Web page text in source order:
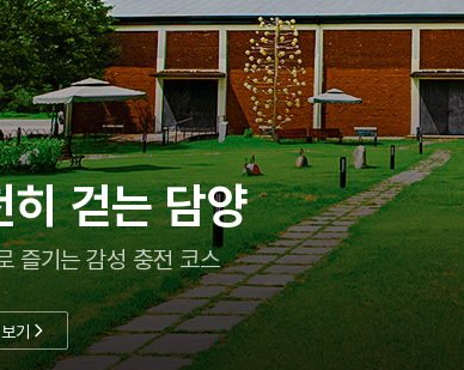
방학, 아이랑 어디 가지?
패스로 실속 있게 즐기는 태안 여행
기